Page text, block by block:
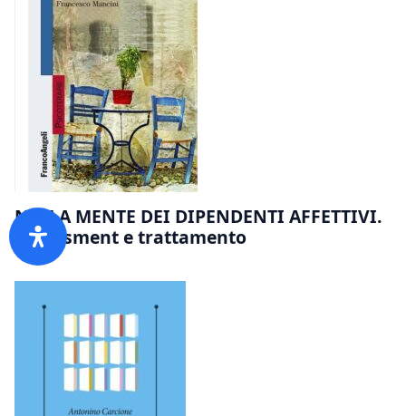
NELLA MENTE DEI DIPENDENTI AFFETTIVI.
Assessment e trattamento